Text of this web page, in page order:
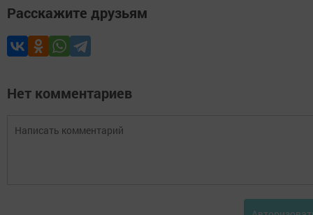
Расскажите друзьям
Нет комментариев